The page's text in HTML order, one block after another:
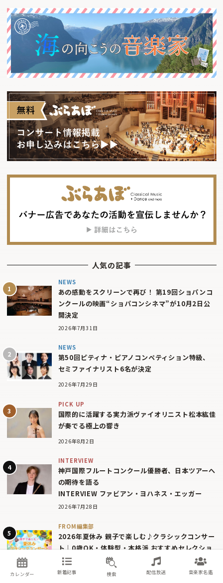
人気の記事
NEWS
あの感動をスクリーンで再び！ 第19回ショパンコ
ンクールの映画“ショパコンシネマ”が10月2日公
開決定
2026年7月31日
NEWS
第50回ピティナ・ピアノコンペティション特級、
セミファイナリスト6名が決定
2026年7月29日
PICK UP
国際的に活躍する実力派ヴァイオリニスト松本紘佳
が奏でる極上の響き
2026年8月2日
INTERVIEW
神戸国際フルートコンクール優勝者、日本ツアーへ
の期待を語る
INTERVIEW ファビアン・ヨハネス・エッガー
2026年7月28日
FROM編集部
2026年夏休み 親子で楽しむ♪クラシックコンサー
ト｜0歳OK・体験型・本格派 おすすめセレクショ
ン
2026年7月14日
カレンダー 新着記事 検索 配信放送 音楽家名鑑